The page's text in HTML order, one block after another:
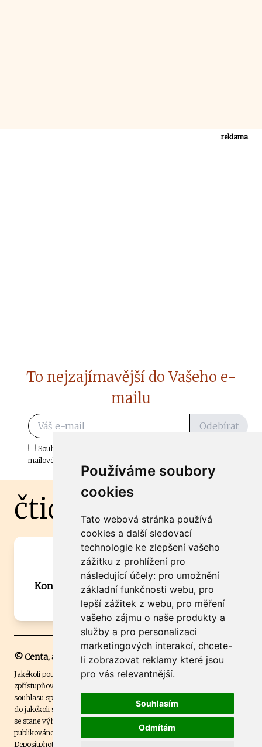
Používáme soubory
cookies
Tato webová stránka používá
cookies a další sledovací
technologie ke zlepšení vašeho
zážitku z prohlížení pro
následující účely: pro umožnění
základní funkčnosti webu, pro
lepší zážitek z webu, pro měření
vašeho zájmu o naše produkty a
služby a pro personalizaci
marketingových interakcí, chcete-
li zobrazovat reklamy které jsou
pro vás relevantnější.
Souhlasím
Odmítám
reklama
To nejzajímavější do Vašeho e-
mailu
Odebírat
Souhlasím s odběrem důležitých zpráv ze ČtiDoma.cz do mé e-
mailové schránky.
čtidoma.cz
Máte zajímavou informaci? Chcete
spolupracovat?
Kontaktujte šéfredaktora Martina Chalupu:
chalupa@ctidoma.cz
© Centa, a.s.
Jakékoli použití obsahu včetně převzetí, šíření či dalšího užití a
zpřístupňování textových či obrazových materiálů bez písemného
souhlasu společnosti Centa,a.s. je zakázáno. Čtenář svým přihlášením
do jakékoli soutěže na našem webu dává souhlas s tím, že v případě, že
se stane výhercem této soutěže, může být jeho jméno na webu
publikováno. Centa, a.s. využívala licenci ČTK a využívá fotografie z
Depositphotos